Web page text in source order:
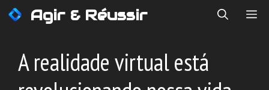
Saltar
para
conteúdo
Agir & Réussir
A realidade virtual está